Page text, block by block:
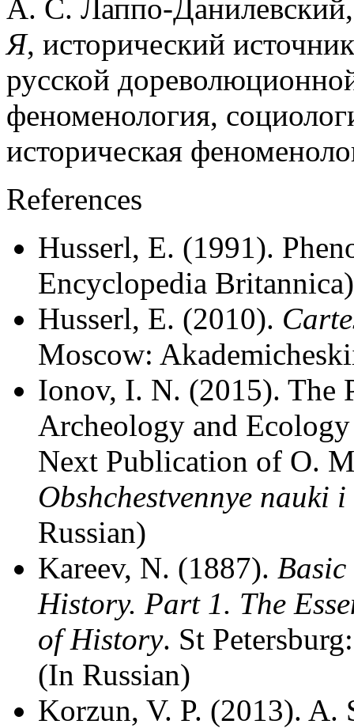
А. С. Лаппо-
Я, исторический
русской
феноменология,
историческая
References
Husserl, E. (1991).
Encyclopedia
Husserl, E. (2010).
Moscow:
Ionov, I. N. (2015). The
Archeology and
Next Publication of O.
Obshchestvennye nauki i
Russian)
Kareev, N. (1887).
History. Part 1. The
of History. St
(In Russian)
Korzun, V. P. (2013).